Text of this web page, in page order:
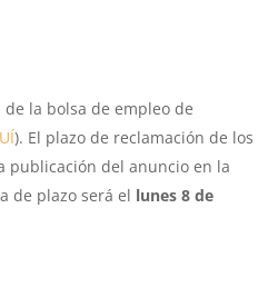
la bolsa de empleo de
). El plazo de reclamación de los
publicación del anuncio en la
de plazo será el lunes 8 de